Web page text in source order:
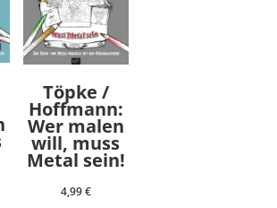
Töpke /
Hoffmann:
Wer malen
will, muss
Metal sein!
4,99€